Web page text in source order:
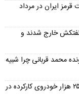
ایران در مرداد
تنگه هرمز به‌شدت کاهش یافت؛ فقط ۶ نفتکش خارج شدند و
محمد قربانی چرا شبیه
خبر مهم وزارت صمت برای بازار خودرو؛ واردات ۲۵ هزار خودروی کارکرده در